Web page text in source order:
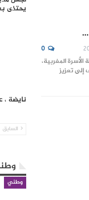
0
الأسرة المغربية،
إلى تعزيز
يحتذى
نايضة
السابق
وطني